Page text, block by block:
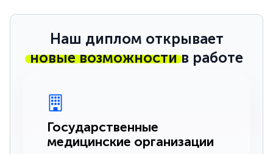
Наш диплом открывает
новые возможностив работе
Государственные
медицинские организации